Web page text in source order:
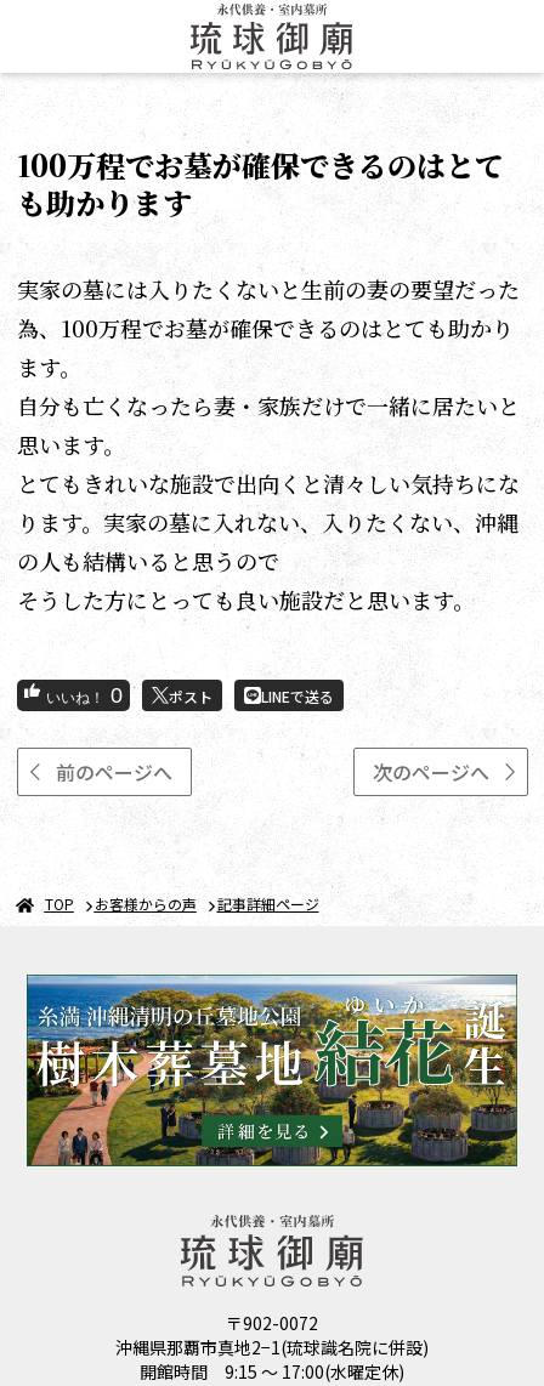
100万程でお墓が確保できるのはとて
も助かります
実家の墓には入りたくないと生前の妻の要望だった
為、100万程でお墓が確保できるのはとても助かり
ます。
自分も亡くなったら妻・家族だけで一緒に居たいと
思います。
とてもきれいな施設で出向くと清々しい気持ちにな
ります。実家の墓に入れない、入りたくない、沖縄
の人も結構いると思うので
そうした方にとっても良い施設だと思います。
0 ポスト LINEで送る
前のページへ 次のページへ
TOP お客様からの声 記事詳細ページ
〒902-0072
沖縄県那覇市真地2−1(琉球識名院に併設)
開館時間 9:15 ～ 17:00(水曜定休)